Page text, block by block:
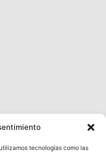
tecnologías como las